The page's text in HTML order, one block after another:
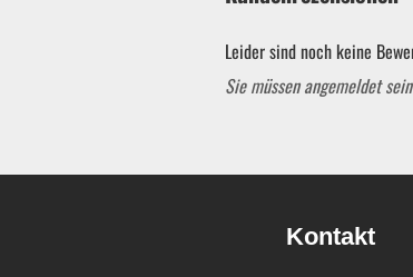
Gebläse
Leider sind noch keine
Sie müssen angemeldet
Kontakt